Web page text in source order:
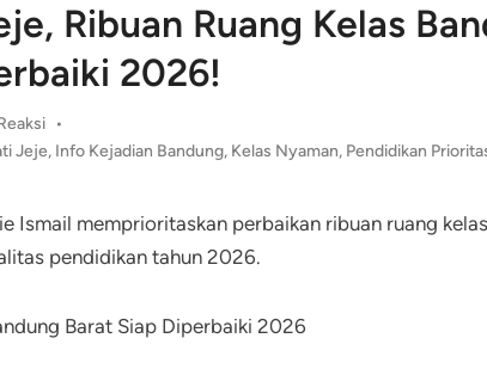
Ribuan Ruang Kelas
2026!
•
Jeje, Info Kejadian Bandung, Kelas Nyaman, Pendidikan
Ismail memprioritaskan perbaikan ribuan ruang
pendidikan tahun 2026.